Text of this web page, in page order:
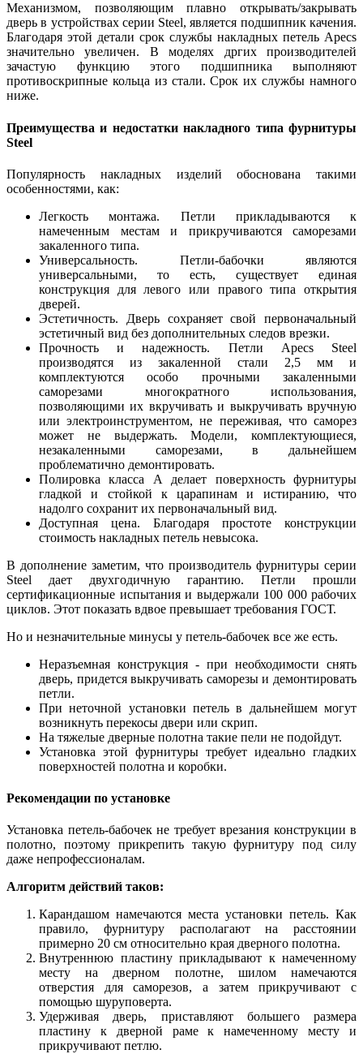
Механизмом, позволяющим плавно открывать/закрывать
дверь в устройствах серии Steel, является подшипник качения.
Благодаря этой детали срок службы накладных петель Apecs
значительно увеличен. В моделях дргих производителей
зачастую функцию этого подшипника выполняют
противоскрипные кольца из стали. Срок их службы намного
ниже.
Преимущества и недостатки накладного типа фурнитуры
Steel
Популярность накладных изделий обоснована такими
особенностями, как:
Легкость монтажа. Петли прикладываются к
намеченным местам и прикручиваются саморезами
закаленного типа.
Универсальность. Петли-бабочки являются
универсальными, то есть, существует единая
конструкция для левого или правого типа открытия
дверей.
Эстетичность. Дверь сохраняет свой первоначальный
эстетичный вид без дополнительных следов врезки.
Прочность и надежность. Петли Apecs Steel
производятся из закаленной стали 2,5 мм и
комплектуются особо прочными закаленными
саморезами многократного использования,
позволяющими их вкручивать и выкручивать вручную
или электроинструментом, не переживая, что саморез
может не выдержать. Модели, комплектующиеся,
незакаленными саморезами, в дальнейшем
проблематично демонтировать.
Полировка класса А делает поверхность фурнитуры
гладкой и стойкой к царапинам и истиранию, что
надолго сохранит их первоначальный вид.
Доступная цена. Благодаря простоте конструкции
стоимость накладных петель невысока.
В дополнение заметим, что производитель фурнитуры серии
Steel дает двухгодичную гарантию. Петли прошли
сертификационные испытания и выдержали 100 000 рабочих
циклов. Этот показать вдвое превышает требования ГОСТ.
Но и незначительные минусы у петель-бабочек все же есть.
Неразъемная конструкция - при необходимости снять
дверь, придется выкручивать саморезы и демонтировать
петли.
При неточной установки петель в дальнейшем могут
возникнуть перекосы двери или скрип.
На тяжелые дверные полотна такие пели не подойдут.
Установка этой фурнитуры требует идеально гладких
поверхностей полотна и коробки.
Рекомендации по установке
Установка петель-бабочек не требует врезания конструкции в
полотно, поэтому прикрепить такую фурнитуру под силу
даже непрофессионалам.
Алгоритм действий таков:
Карандашом намечаются места установки петель. Как
правило, фурнитуру располагают на расстоянии
примерно 20 см относительно края дверного полотна.
Внутреннюю пластину прикладывают к намеченному
месту на дверном полотне, шилом намечаются
отверстия для саморезов, а затем прикручивают с
помощью шуруповерта.
Удерживая дверь, приставляют большего размера
пластину к дверной раме к намеченному месту и
прикручивают петлю.